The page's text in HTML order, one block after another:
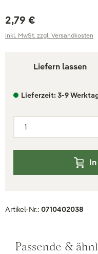
2,79 €
inkl. MwSt. zzgl. Versandkosten
Liefern lassen
Lieferzeit: 3-9
Artikel-Nr.: 0710402038
Passende &